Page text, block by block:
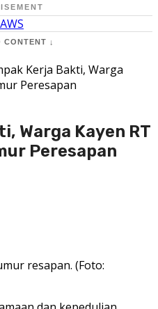
↓
Kerja Bakti, Warga
Peresapan
Warga Kayen RT
Peresapan
resapan. (Foto: